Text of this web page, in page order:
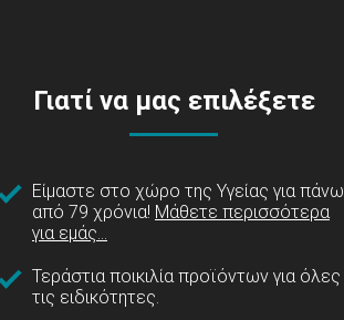
Γιατί να μας επιλέξετε
Είμαστε στο χώρο της Υγείας για πάνω
από 79 χρόνια! Μάθετε περισσότερα
για εμάς...
Τεράστια ποικιλία προϊόντων για όλες
τις ειδικότητες.